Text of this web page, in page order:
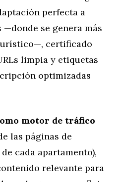
perfecta a
se genera más
certificado
limpia y etiquetas
optimizadas
motor de tráfico
las páginas de
cada apartamento),
relevante para